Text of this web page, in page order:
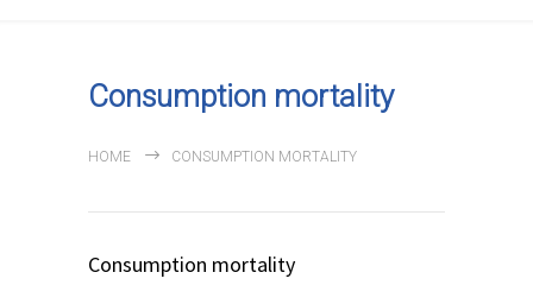
Consumption mortality
HOME CONSUMPTION MORTALITY
Consumption mortality